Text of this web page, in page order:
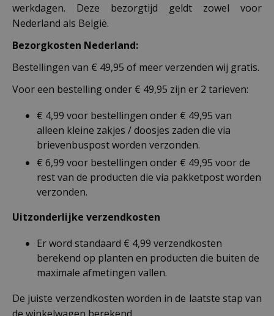
werkdagen. Deze bezorgtijd geldt zowel voor
Nederland als België.
Bezorgkosten Nederland:
Bestellingen van € 49,95 of meer verzenden wij gratis.
Voor een bestelling onder € 49,95 zijn er 2 tarieven:
€ 4,99 voor bestellingen onder € 49,95 van
alleen kleine zakjes / doosjes zaden die via
brievenbuspost worden verzonden.
€ 6,99 voor bestellingen onder € 49,95 voor de
rest van de producten die via pakketpost worden
verzonden.
Uitzonderlijke verzendkosten
Er word standaard € 4,99 verzendkosten
berekend op planten en producten die buiten de
maximale afmetingen vallen.
De juiste verzendkosten worden in de laatste stap van